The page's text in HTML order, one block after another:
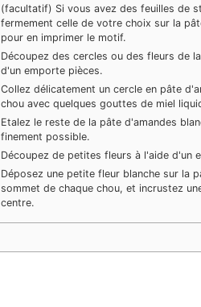
(facultatif) Si vous avez des feuilles de
fermement celle de votre choix sur la
pour en imprimer le motif.
Découpez des cercles ou des fleurs de
d'un emporte pièces.
Collez délicatement un cercle en pâte
chou avec quelques gouttes de miel
Etalez le reste de la pâte d'amandes
finement possible.
Découpez de petites fleurs à l'aide d'un
Déposez une petite fleur blanche sur la
sommet de chaque chou, et incrustez
centre.